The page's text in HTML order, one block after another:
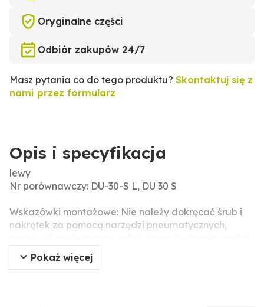
Oryginalne części
Odbiór zakupów 24/7
Masz pytania co do tego produktu? Skontaktuj się z
nami przez formularz
Opis i specyfikacja
lewy
Nr porównawczy: DU-30-S L, DU 30 S
Wskazówki montażowe: Nie należy dokręcać śrub i
nakrętek za pomocą narzędzi pneumatycznych,
robocze (pęknięcia naprężeniowe).
Pasujące śruby: 2 x 1801234KV
Pokaż więcej